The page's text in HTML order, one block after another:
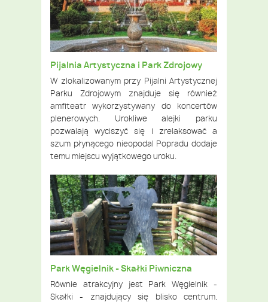
Pijalnia Artystyczna i Park Zdrojowy
W zlokalizowanym przy Pijalni Artystycznej
Parku Zdrojowym znajduje się również
amfiteatr wykorzystywany do koncertów
plenerowych. Urokliwe alejki parku
pozwalają wyciszyć się i zrelaksować a
szum płynącego nieopodal Popradu dodaje
temu miejscu wyjątkowego uroku.
Park Węgielnik - Skałki Piwniczna
Równie atrakcyjny jest Park Węgielnik -
Skałki - znajdujący się blisko centrum.